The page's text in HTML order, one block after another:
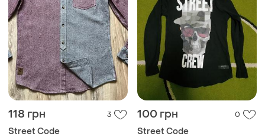
118 грн 3
Street Code
100 грн 0
Street Code